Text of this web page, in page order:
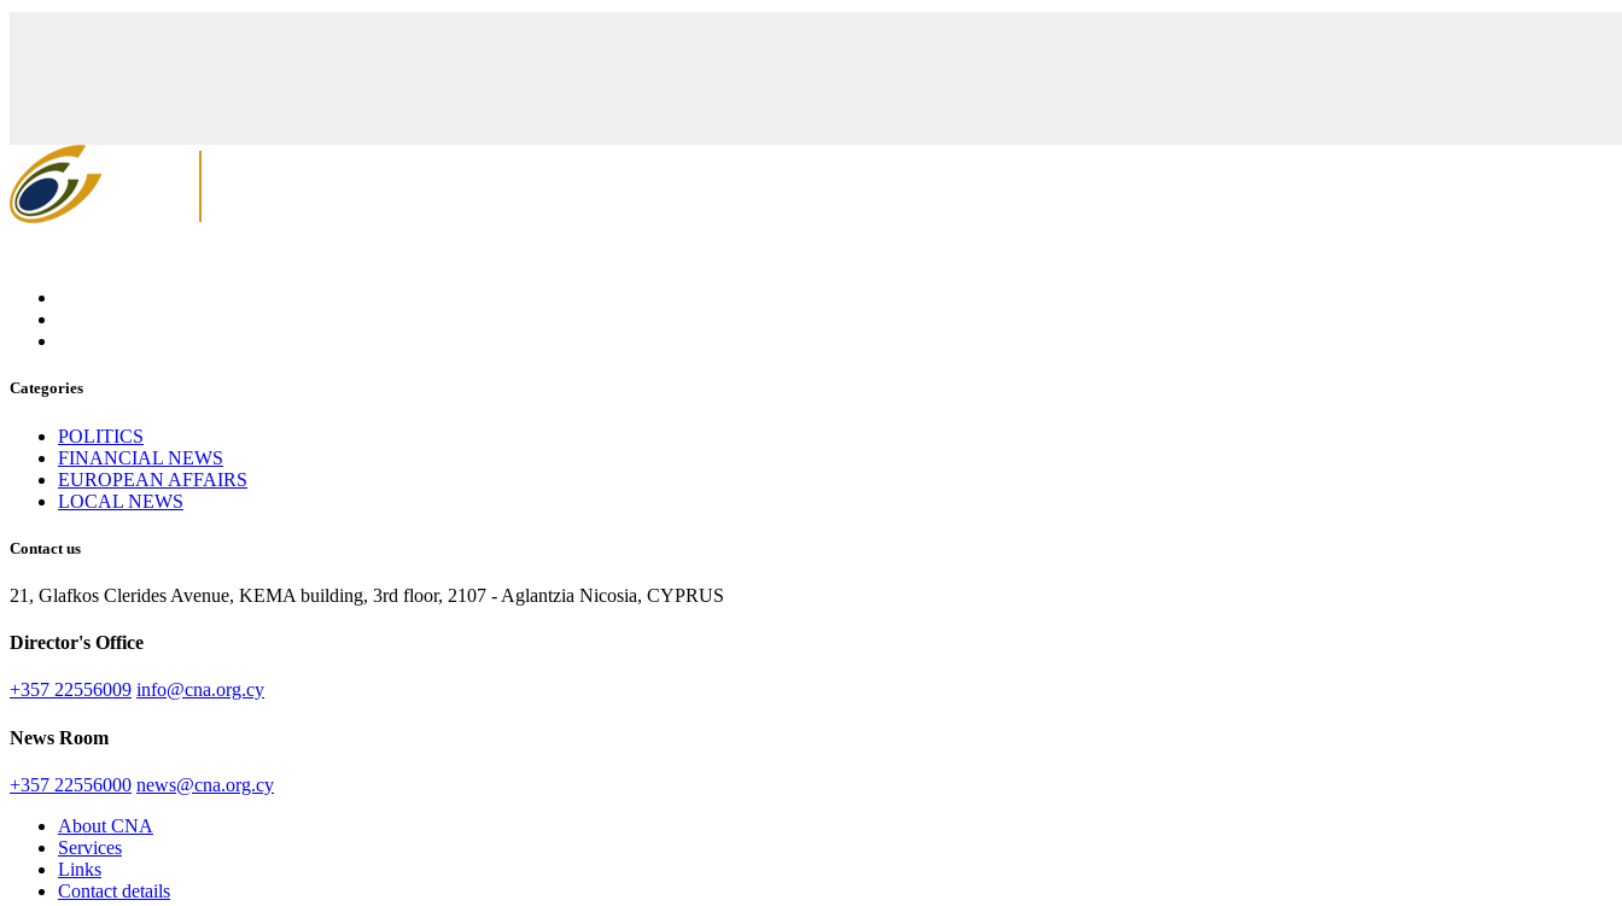
Categories
POLITICS
FINANCIAL NEWS
EUROPEAN AFFAIRS
LOCAL NEWS
Contact us
21, Glafkos Clerides Avenue, KEMA building, 3rd floor, 2107 - Aglantzia Nicosia, CYPRUS
Director's Office
+357 22556009 info@cna.org.cy
News Room
+357 22556000 news@cna.org.cy
About CNA
Services
Links
Contact details